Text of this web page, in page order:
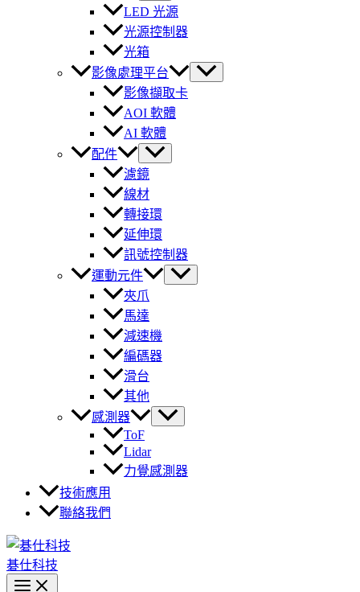
LED 光源
光源控制器
光箱
影像處理平台
影像擷取卡
AOI 軟體
AI 軟體
配件
濾鏡
線材
轉接環
延伸環
訊號控制器
運動元件
夾爪
馬達
減速機
編碼器
滑台
其他
感測器
ToF
Lidar
力覺感測器
技術應用
聯絡我們
碁仕科技